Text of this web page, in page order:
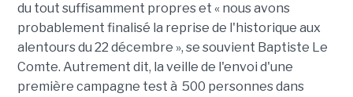
du tout suffisamment propres et « nous avons
probablement finalisé la reprise de l'historique aux
alentours du 22 décembre », se souvient Baptiste Le
Comte. Autrement dit, la veille de l'envoi d'une
première campagne test à 500 personnes dans